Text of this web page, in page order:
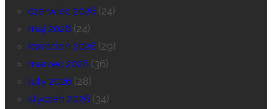
czerwiec 2026(24)
maj 2026(24)
kwiecień 2026(29)
marzec 2026(36)
luty 2026(28)
styczeń 2026(34)